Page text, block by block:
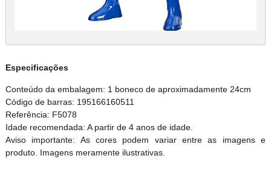
Especificações
Conteúdo da embalagem: 1 boneco de aproximadamente 24cm
Código de barras: 195166160511
Referência: F5078
Idade recomendada: A partir de 4 anos de idade.
Aviso importante: As cores podem variar entre as imagens e
produto. Imagens meramente ilustrativas.